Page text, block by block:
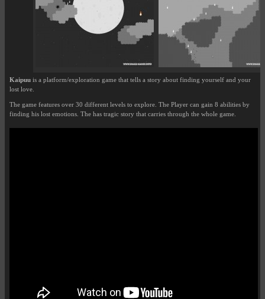
Kaipuu is a platform/exploration game that tells a story about finding yourself and your
lost love.
The game features over 30 different levels to explore. The Player can gain 8 abilities by
finding his lost emotions. The has tragic story that carries through the whole game.